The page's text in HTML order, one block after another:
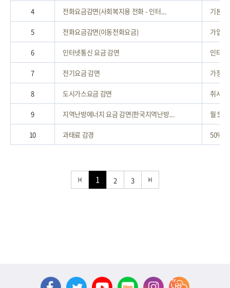
4 전화요금감면(사회복지용 전화 - 인터... 기본
5 전화요금감면(이동전화요금) 가입
6 인터넷통신 요금 감면 인터
7 전기요금 감면 가정
8 도시가스요금 감면 취사ㆍ
9 지역난방에너지 요금 감면(한국지역난방... 월 5천
10 과태료 감경 50%
1 2 3